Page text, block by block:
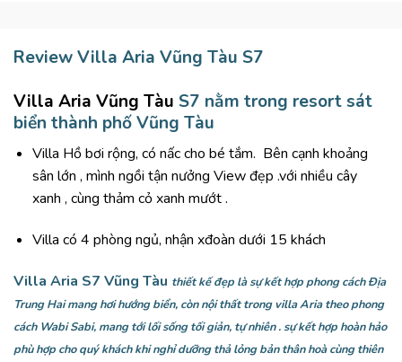
Review Villa Aria Vũng Tàu S7
Villa Aria Vũng Tàu S7 nằm trong resort sát
biển thành phố Vũng Tàu
Villa Hồ bơi rộng, có nấc cho bé tắm. Bên cạnh khoảng
sân lớn , mình ngồi tận nưởng View đẹp .với nhiều cây
xanh , cùng thảm cỏ xanh mướt .
Villa có 4 phòng ngủ, nhận xđoàn dưới 15 khách
Villa Aria S7 Vũng Tàu thiết kế đẹp là sự kết hợp phong cách Địa
Trung Hai mang hơi hướng biển, còn nội thất trong villa Aria theo phong
cách Wabi Sabi, mang tới lối sống tối giản, tự nhiên . sự kết hợp hoàn hảo
phù hợp cho quý khách khi nghỉ dưỡng thả lỏng bản thân hoà cùng thiên